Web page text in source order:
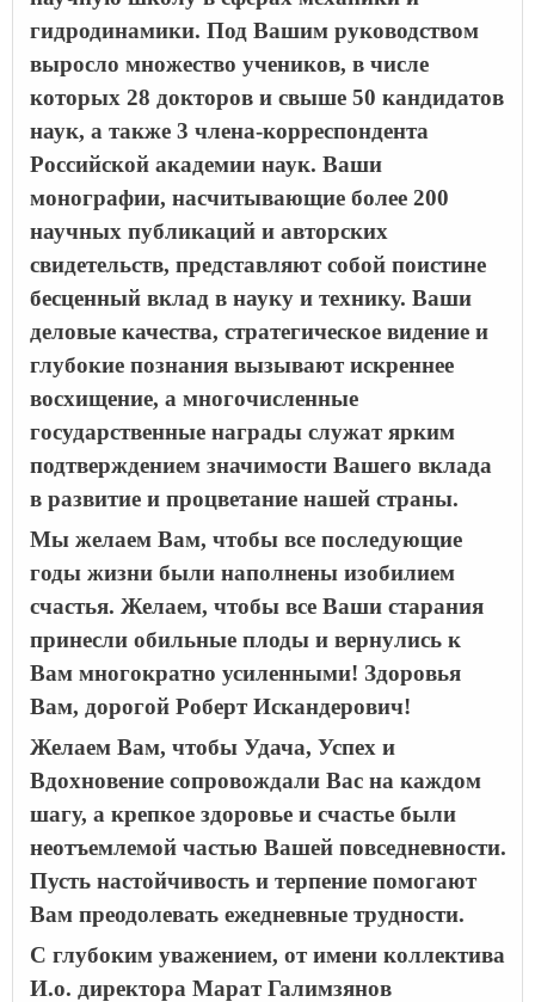
гидродинамики. Под Вашим руководством
выросло множество учеников, в числе
которых 28 докторов и свыше 50 кандидатов
наук, а также 3 члена-корреспондента
Российской академии наук. Ваши
монографии, насчитывающие более 200
научных публикаций и авторских
свидетельств, представляют собой поистине
бесценный вклад в науку и технику. Ваши
деловые качества, стратегическое видение и
глубокие познания вызывают искреннее
восхищение, а многочисленные
государственные награды служат ярким
подтверждением значимости Вашего вклада
в развитие и процветание нашей страны.
Мы желаем Вам, чтобы все последующие
годы жизни были наполнены изобилием
счастья. Желаем, чтобы все Ваши старания
принесли обильные плоды и вернулись к
Вам многократно усиленными! Здоровья
Вам, дорогой Роберт Искандерович!
Желаем Вам, чтобы Удача, Успех и
Вдохновение сопровождали Вас на каждом
шагу, а крепкое здоровье и счастье были
неотъемлемой частью Вашей повседневности.
Пусть настойчивость и терпение помогают
Вам преодолевать ежедневные трудности.
С глубоким уважением, от имени коллектива
И.о. директора Марат Галимзянов